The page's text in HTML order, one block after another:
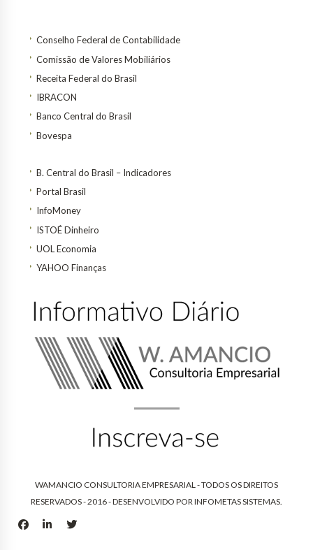
Conselho Federal de Contabilidade
Comissão de Valores Mobiliários
Receita Federal do Brasil
IBRACON
Banco Central do Brasil
Bovespa
B. Central do Brasil – Indicadores
Portal Brasil
InfoMoney
ISTOÉ Dinheiro
UOL Economia
YAHOO Finanças
WAMANCIO CONSULTORIA EMPRESARIAL - TODOS OS DIREITOS
RESERVADOS - 2016 - DESENVOLVIDO PORINFOMETAS SISTEMAS.